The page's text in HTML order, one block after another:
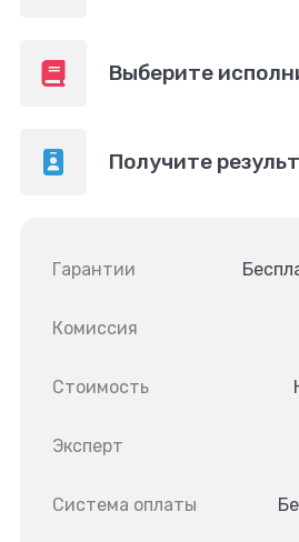
Выберите
Получите
Гарантии
Комиссия
Стоимость
Эксперт
Система оплаты